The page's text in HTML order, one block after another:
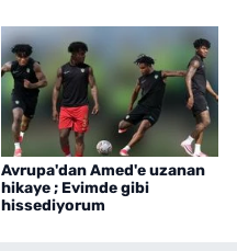
Avrupa'dan Amed'e uzanan
hikaye ; Evimde gibi
hissediyorum